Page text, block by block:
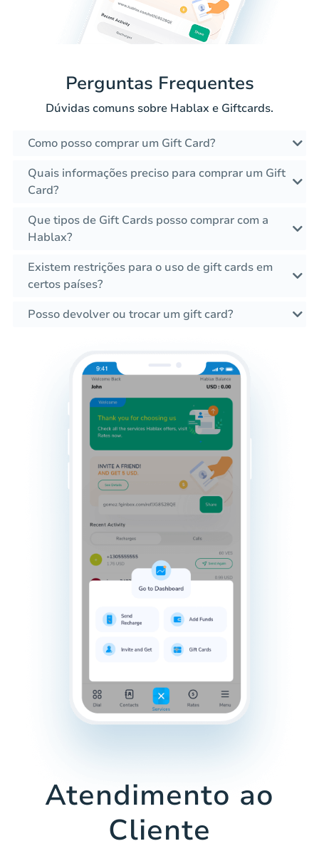
Perguntas Frequentes
Dúvidas comuns sobre Hablax e Giftcards.
Como posso comprar um Gift Card?
Quais informações preciso para comprar um Gift
Card?
Que tipos de Gift Cards posso comprar com a
Hablax?
Existem restrições para o uso de gift cards em
certos países?
Posso devolver ou trocar um gift card?
Atendimento ao
Cliente